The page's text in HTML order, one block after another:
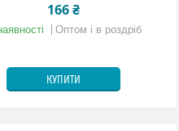
166 ₴
Оптом і в роздріб
КУПИТИ